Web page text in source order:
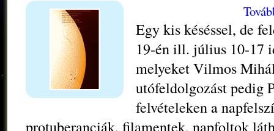
Egy kis késéssel, de
19-én ill. július 10-17
melyeket Vilmos
utófeldolgozást pedig
felvételeken a
protuberanciák, filamentek, napfoltok